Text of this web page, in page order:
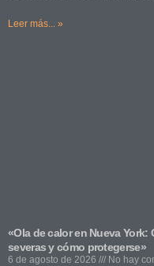
Leer más... »
«Ola de calor en Nueva
severas y cómo protegerse»
6 de agosto de 2026 No hay